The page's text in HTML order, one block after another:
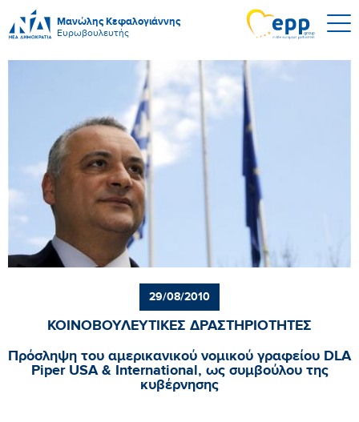
Μανώλης Κεφαλογιάννης
Ευρωβουλευτής
29/08/2010
ΚΟΙΝΟΒΟΥΛΕΥΤΙΚΕΣ ΔΡΑΣΤΗΡΙΟΤΗΤΕΣ
Πρόσληψη του αμερικανικού νομικού γραφείου DLA
Piper USA & International, ως συμβούλου της
κυβέρνησης